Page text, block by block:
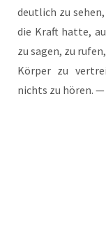
deut­lich zu
die Kraft hat­te,
zu sagen, zu
Kör­per zu
nichts zu hören.